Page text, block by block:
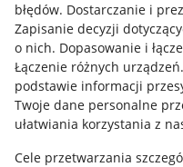
błędów. Dostarczanie i
Zapisanie decyzji
o nich. Dopasowanie i
Łączenie różnych urządzeń.
podstawie informacji
Twoje dane personalne
ułatwiania korzystania z
Cele przetwarzania
Informacje prawne
Regulamin
Polityka plików "cookies"
Ustawienia plików
Udostępnianie lokalizacji